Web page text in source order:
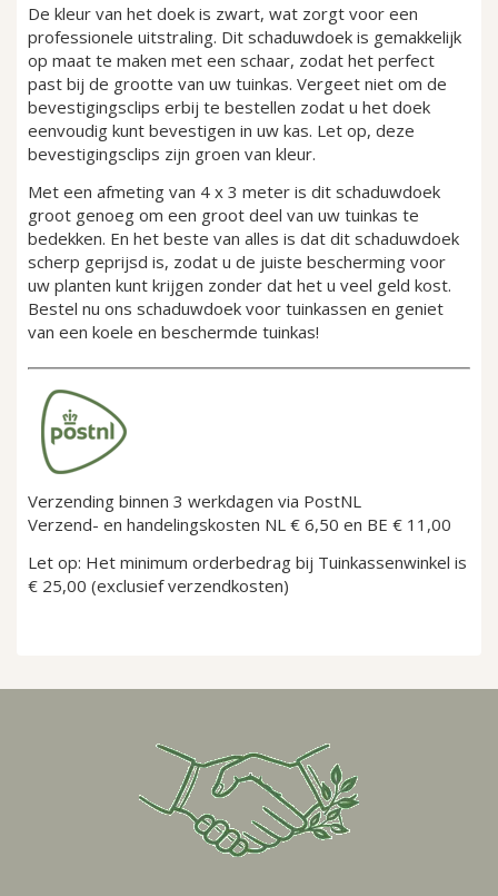
De kleur van het doek is zwart, wat zorgt voor een
professionele uitstraling. Dit schaduwdoek is gemakkelijk
op maat te maken met een schaar, zodat het perfect
past bij de grootte van uw tuinkas. Vergeet niet om de
bevestigingsclips erbij te bestellen zodat u het doek
eenvoudig kunt bevestigen in uw kas. Let op, deze
bevestigingsclips zijn groen van kleur.
Met een afmeting van 4 x 3 meter is dit schaduwdoek
groot genoeg om een groot deel van uw tuinkas te
bedekken. En het beste van alles is dat dit schaduwdoek
scherp geprijsd is, zodat u de juiste bescherming voor
uw planten kunt krijgen zonder dat het u veel geld kost.
Bestel nu ons schaduwdoek voor tuinkassen en geniet
van een koele en beschermde tuinkas!
Verzending binnen 3 werkdagen via PostNL
Verzend- en handelingskosten NL € 6,50 en BE € 11,00
Let op: Het minimum orderbedrag bij Tuinkassenwinkel is
€ 25,00 (exclusief verzendkosten)